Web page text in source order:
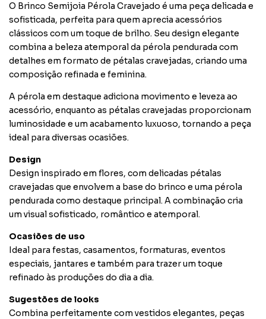
O Brinco Semijoia Pérola Cravejado é uma peça delicada e
sofisticada, perfeita para quem aprecia acessórios
clássicos com um toque de brilho. Seu design elegante
combina a beleza atemporal da pérola pendurada com
detalhes em formato de pétalas cravejadas, criando uma
composição refinada e feminina.
A pérola em destaque adiciona movimento e leveza ao
acessório, enquanto as pétalas cravejadas proporcionam
luminosidade e um acabamento luxuoso, tornando a peça
ideal para diversas ocasiões.
Design
Design inspirado em flores, com delicadas pétalas
cravejadas que envolvem a base do brinco e uma pérola
pendurada como destaque principal. A combinação cria
um visual sofisticado, romântico e atemporal.
Ocasiões de uso
Ideal para festas, casamentos, formaturas, eventos
especiais, jantares e também para trazer um toque
refinado às produções do dia a dia.
Sugestões de looks
Combina perfeitamente com vestidos elegantes, peças